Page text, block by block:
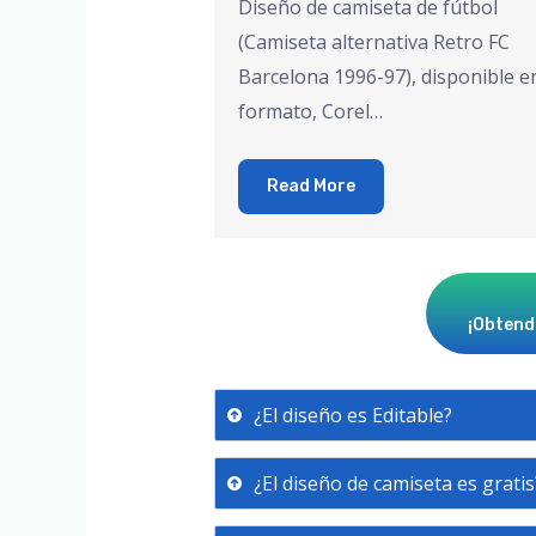
Diseño de camiseta de fútbol
(Camiseta alternativa Retro FC
Barcelona 1996-97), disponible
formato, Corel…
Read More
¿El diseño es Editable?
¿El diseño de camiseta es